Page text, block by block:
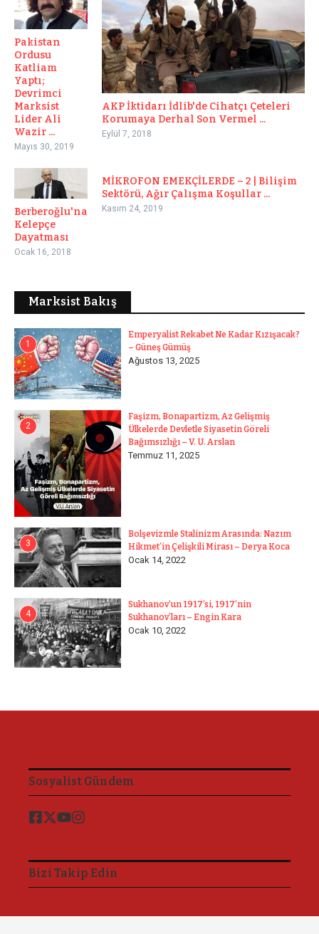
Pakistan
Ordusu
Katliam
Yaptı;
Devrimci
Marksist
Lider Ali
Wazir ...
Mayıs 30, 2019
AKP İktidarı İdlib'de Cihatçı Çeteleri
Korumaya Derhal Son Vermel ...
Eylül 7, 2018
Berberoğlu'na
Kelepçe
Dayatması
Ocak 16, 2018
MİKROFON EMEKÇİLERDE – 2 | Bilişim
Sektörü, Ağır Çalışma Koşullar ...
Kasım 24, 2019
Marksist Bakış
1
Emperyalist Rekabet Ne Kadar Kızışacak?
– Güneş Gümüş
Ağustos 13, 2025
2
Faşizm, Bonapartizm, Az Gelişmiş
Ülkelerde Devletle Siyasetin Göreli
Bağımsızlığı – V. U. Arslan
Temmuz 11, 2025
3
Bolşevizmle Stalinizm Arasında: Nazım
Hikmet’in Çelişkili Mirası – Derya Koca
Ocak 14, 2022
4
Sukhanov’un 1917’si, 1917’nin
Sukhanov’ları – Engin Kara
Ocak 10, 2022
Sosyalist Gündem
Bizi Takip Edin